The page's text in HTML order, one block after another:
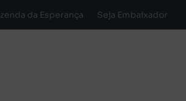
da Esperança Seja Embaixador